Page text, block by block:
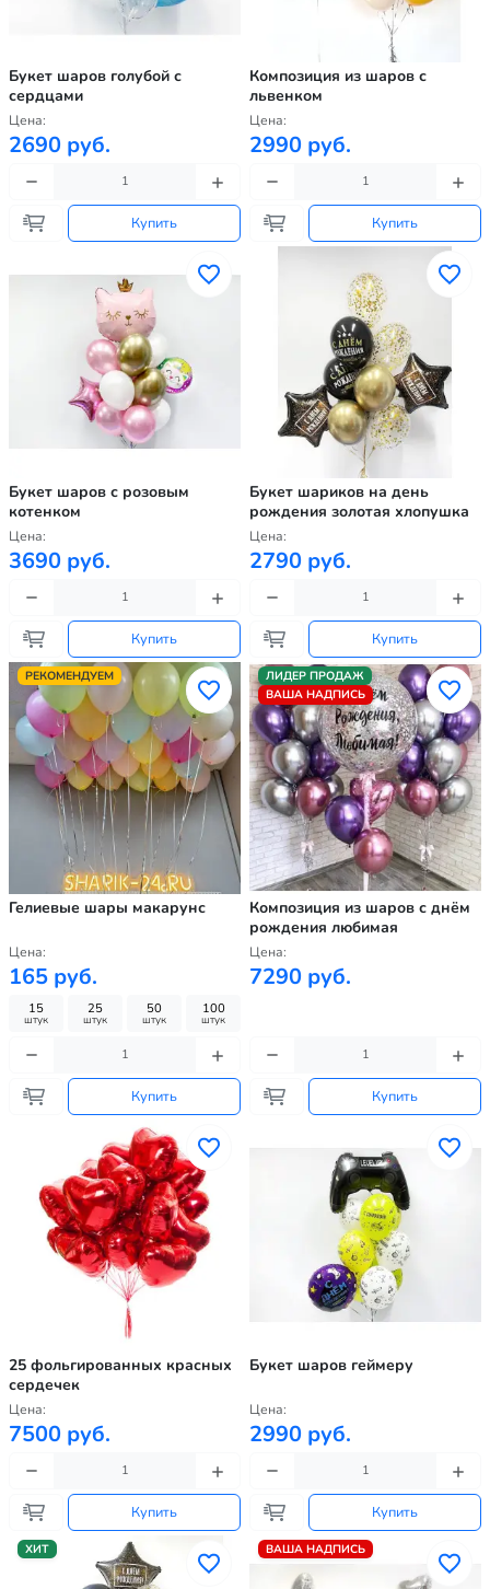
Букет шаров голубой с
сердцами
Цена:
2690 руб.
Купить
Композиция из шаров с
львенком
Цена:
2990 руб.
Купить
Букет шаров с розовым
котенком
Цена:
3690 руб.
Купить
Букет шариков на день
рождения золотая хлопушка
Цена:
2790 руб.
Купить
РЕКОМЕНДУЕМ
Гелиевые шары макарунс
Цена:
165 руб.
15
штук
25
штук
50
штук
100
штук
Купить
ЛИДЕР ПРОДАЖ
ВАША НАДПИСЬ
Композиция из шаров с днём
рождения любимая
Цена:
7290 руб.
Купить
25 фольгированных красных
сердечек
Цена:
7500 руб.
Купить
Букет шаров геймеру
Цена:
2990 руб.
Купить
ХИТ ВАША НАДПИСЬ